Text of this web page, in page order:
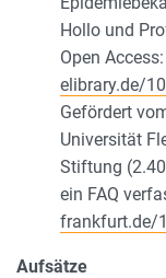
Hollo und
Open Access:
elibrary.de/
Gefördert
Universität
Stiftung
ein FAQ
frankfurt.de/
Aufsätze